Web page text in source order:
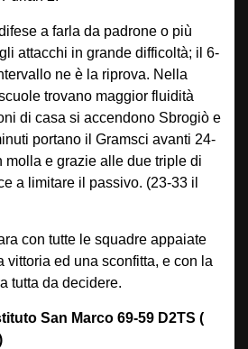
a farla da padrone o più
attacchi in grande difficoltà; il 6-
ne è la riprova. Nella
trovano maggior fluidità
di casa si accendono Sbrogiò e
portano il Gramsci avanti 24-
molla e grazie alle due triple di
a limitare il passivo. (23-33 il
con tutte le squadre appaiate
vittoria ed una sconfitta, e con la
tutta da decidere.
San Marco 69-59 D2TS (